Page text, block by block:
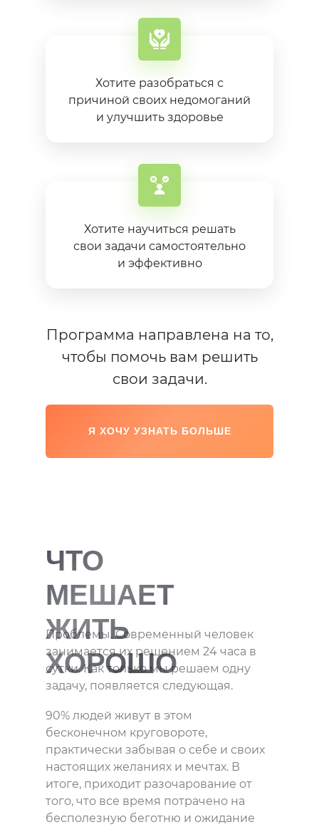
Программа направлена на то,
чтобы помочь вам решить
свои задачи.
Я ХОЧУ УЗНАТЬ БОЛЬШЕ
Хотите разобраться с
причиной своих недомоганий
и улучшить здоровье
Хотите научиться решать
свои задачи самостоятельно
и эффективно
ЧТО
МЕШАЕТ
ЖИТЬ
ХОРОШО
Проблемы. Современный человек
занимается их решением 24 часа в
сутки. Как только мы решаем одну
задачу, появляется следующая.
90% людей живут в этом
бесконечном круговороте,
практически забывая о себе и своих
настоящих желаниях и мечтах. В
итоге, приходит разочарование от
того, что все время потрачено на
бесполезную беготню и ожидание